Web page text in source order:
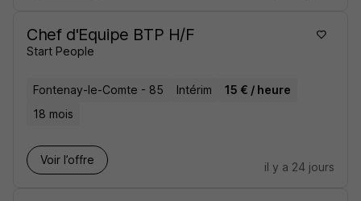
Chef d'Equipe BTP H/F
Start People
Fontenay-le-Comte - 85 Intérim
15 € / heure
18 mois
Voir l’offre
il y a 24 jours